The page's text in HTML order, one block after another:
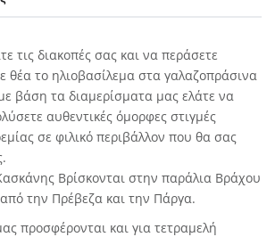
τις διακοπές σας και να περάσετε
θέα το ηλιοβασίλεμα στα γαλαζοπράσινα
βάση τα διαμερίσματα μας ελάτε να
αυθεντικές όμορφες στιγμές
σε φιλικό περιβάλλον που θα σας
Βρίσκονται στην παράλια Βράχου
την Πρέβεζα και την Πάργα.
προσφέρονται και για τετραμελή